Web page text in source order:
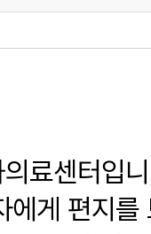
료센터입
에게 편지